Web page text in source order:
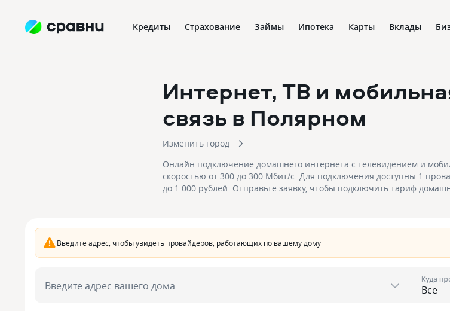
Кредиты Страхование Займы Ипотека Карты Вклады
Интернет, ТВ и
связь в Полярном
Изменить город
Онлайн подключение домашнего интернета с телевидением и
скоростью от 300 до 300 Мбит/с. Для подключения доступны 1
до 1 000 рублей. Отправьте заявку, чтобы подключить тариф
Введите адрес, чтобы увидеть провайдеров, работающих по вашему дому
Введите адрес вашего дома
Куда